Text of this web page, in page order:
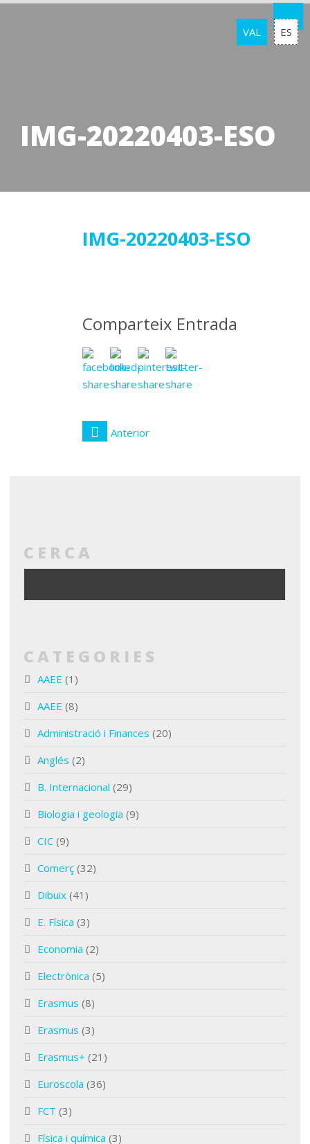
VAL ES
IMG-20220403-ESO
IMG-20220403-ESO
Comparteix Entrada
Anterior
CERCA
CATEGORIES
AAEE (1)
AAEE (8)
Administració i Finances (20)
Anglés (2)
B. Internacional (29)
Biologia i geologia (9)
CIC (9)
Comerç (32)
Dibuix (41)
E. Física (3)
Economia (2)
Electrònica (5)
Erasmus (8)
Erasmus (3)
Erasmus+ (21)
Euroscola (36)
FCT (3)
Física i química (3)